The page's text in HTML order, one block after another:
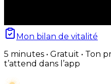
Mon bilan de vitalité
5 minutes • Gratuit • Ton
t’attend dans l’app